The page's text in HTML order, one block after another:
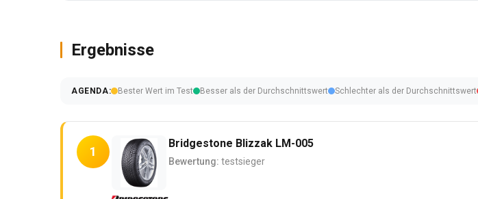
Ergebnisse
AGENDA: Bester Wert im Test Besser als der Durchschnittswert Schlechter als der Durchschnittswert
1
Bridgestone Blizzak LM-005
Bewertung: testsieger